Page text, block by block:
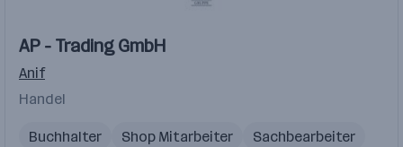
AP - Trading GmbH
Anif
Handel
Buchhalter Shop Mitarbeiter
Sachbearbeiter